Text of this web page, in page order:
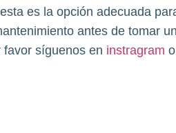
es la opción adecuada
antes de tomar
síguenos en instragram